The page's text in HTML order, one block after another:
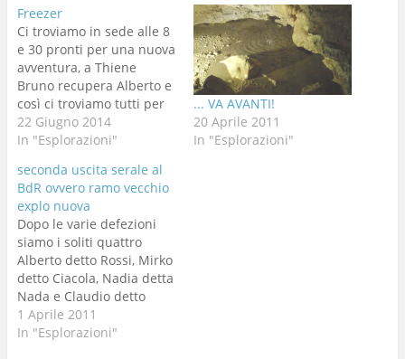
Freezer
Ci troviamo in sede alle 8
e 30 pronti per una nuova
avventura, a Thiene
Bruno recupera Alberto e
così ci troviamo tutti per
far colazione in
pasticceria, una signora
per un sorso di latte in
meno, e tutti pensiamo
che deve essere
veramente stressata.
Insomma…
22 Giugno 2014
In "Esplorazioni"
... VA AVANTI!
20 Aprile 2011
In "Esplorazioni"
seconda uscita serale al
BdR ovvero ramo vecchio
explo nuova
Dopo le varie defezioni
siamo i soliti quattro
Alberto detto Rossi, Mirko
detto Ciacola, Nadia detta
Nada e Claudio detto
Napo davanti al bar Rana
a cambiarci. Entriamo
1 Aprile 2011
In "Esplorazioni"